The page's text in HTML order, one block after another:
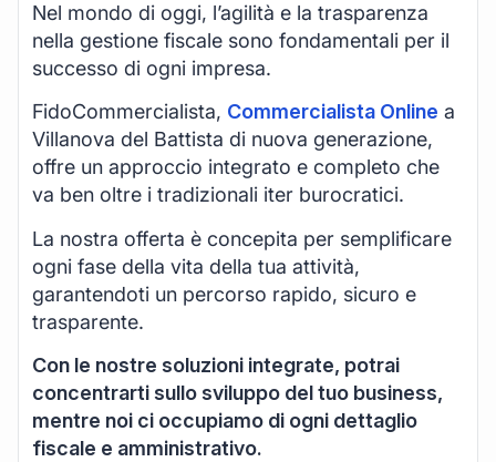
Nel mondo di oggi, l’agilità e la trasparenza
nella gestione fiscale sono fondamentali per il
successo di ogni impresa.
FidoCommercialista, Commercialista Online a
Villanova del Battista di nuova generazione,
offre un approccio integrato e completo che
va ben oltre i tradizionali iter burocratici.
La nostra offerta è concepita per semplificare
ogni fase della vita della tua attività,
garantendoti un percorso rapido, sicuro e
trasparente.
Con le nostre soluzioni integrate, potrai
concentrarti sullo sviluppo del tuo business,
mentre noi ci occupiamo di ogni dettaglio
fiscale e amministrativo.